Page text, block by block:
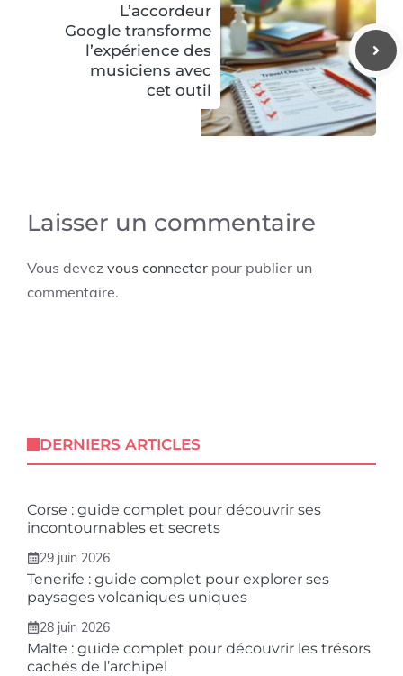
L’accordeur
Google transforme
l’expérience des
musiciens avec
cet outil
Laisser un commentaire
Vous devez vous connecter pour publier un
commentaire.
DERNIERS ARTICLES
Corse : guide complet pour découvrir ses
incontournables et secrets
29 juin 2026
Tenerife : guide complet pour explorer ses
paysages volcaniques uniques
28 juin 2026
Malte : guide complet pour découvrir les trésors
cachés de l’archipel